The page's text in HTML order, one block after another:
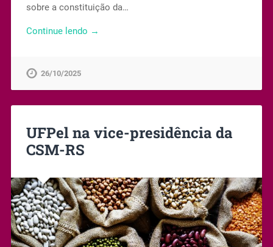
sobre a constituição da…
Continue lendo →
26/10/2025
UFPel na vice-presidência da
CSM-RS